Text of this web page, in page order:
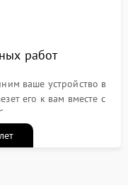
работ
ваше устройство в
его к вам вместе с